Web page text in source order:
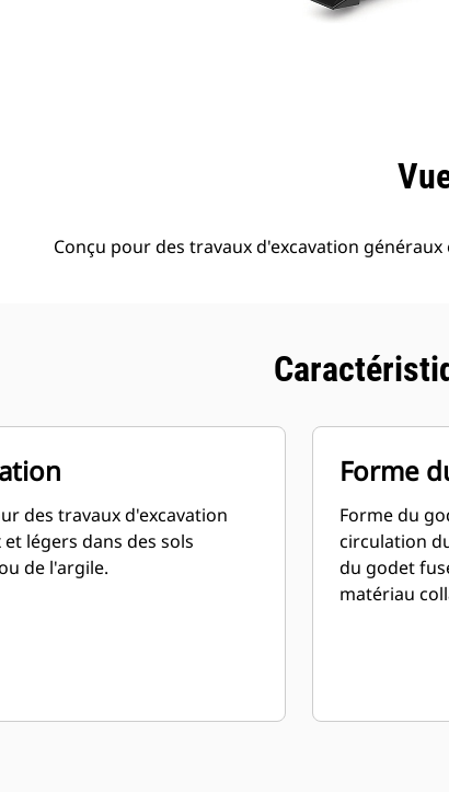
Conçu pour des travaux d'excavation
des travaux d'excavation
légers dans des sols
de l'argile.
Forme
Forme du
circulation
du godet
matériau